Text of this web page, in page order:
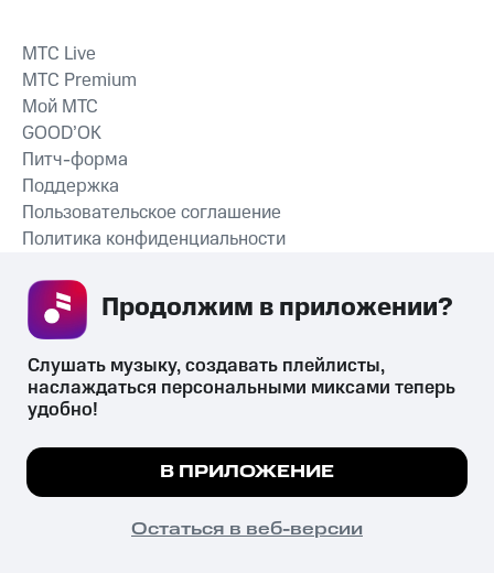
СКАЧАТЬ ПРИЛОЖЕНИЕ
MTС Live
MTС Premium
Мой МТС
GOOD’OK
Питч-форма
Поддержка
Пользовательское соглашение
Политика конфиденциальности
психотропных веществ, их аналогов причиняет вред здоровью,
их незаконный оборот запрещён и влечёт установленную
законодательством ответственность.
© 2026 ООО «КИОН».
Все права защищены
Мы используем куки, чтобы на сайте все
Подробнее
ПОНЯТНО
Слушать музыку, создавать плейлисты,
наслаждаться персональными миксами теперь
удобно!
В ПРИЛОЖЕНИЕ
Остаться в веб-версии